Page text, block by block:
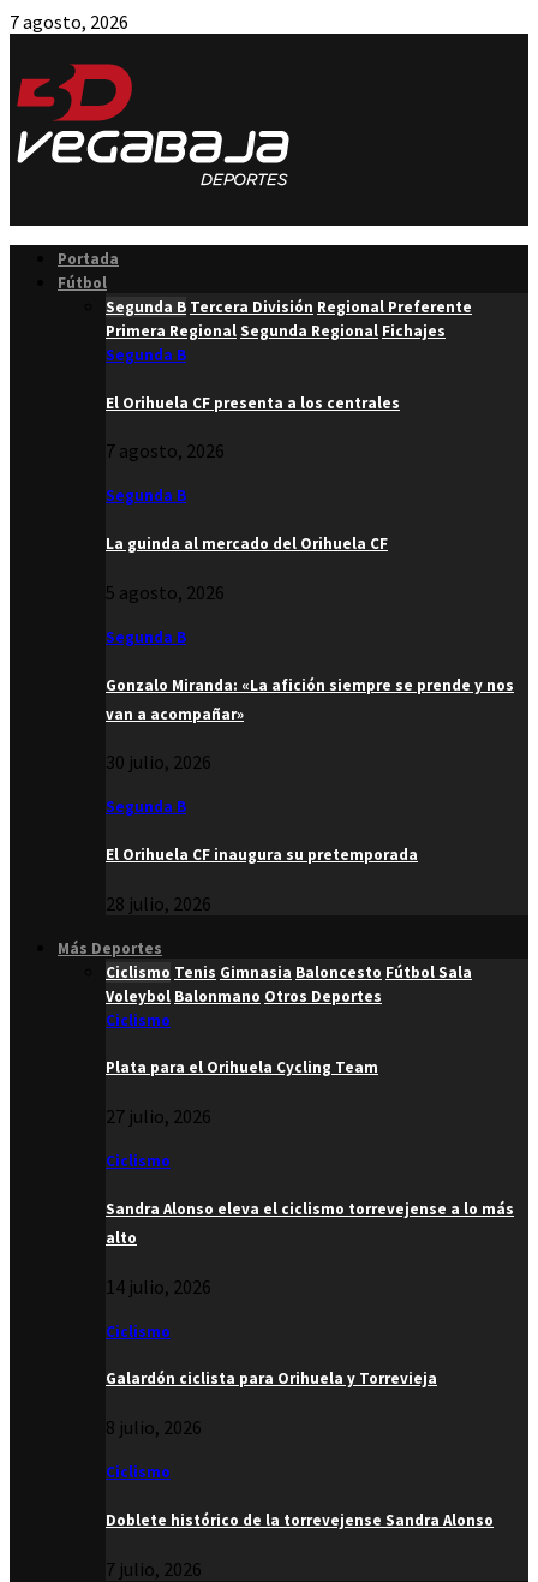
7 agosto, 2026
Portada
Fútbol
Segunda B Tercera División Regional Preferente
Primera RegionalSegunda Regional Fichajes
Segunda B
El Orihuela CF presenta a los centrales
7 agosto, 2026
Segunda B
La guinda al mercado del Orihuela CF
5 agosto, 2026
Segunda B
Gonzalo Miranda: «La afición siempre se prende y nos
van a acompañar»
30 julio, 2026
Segunda B
El Orihuela CF inaugura su pretemporada
28 julio, 2026
Más Deportes
Ciclismo Tenis Gimnasia Baloncesto Fútbol Sala
Voleybol Balonmano Otros Deportes
Ciclismo
Plata para el Orihuela Cycling Team
27 julio, 2026
Ciclismo
Sandra Alonso eleva el ciclismo torrevejense a lo más
alto
14 julio, 2026
Ciclismo
Galardón ciclista para Orihuela y Torrevieja
8 julio, 2026
Ciclismo
Doblete histórico de la torrevejense Sandra Alonso
7 julio, 2026